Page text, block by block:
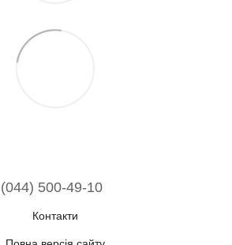
(044) 500-49-10
Контакти